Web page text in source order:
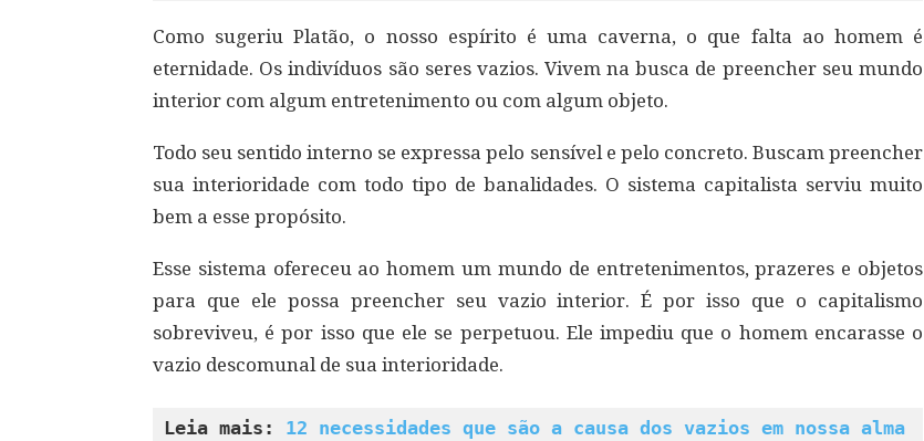
Como sugeriu Platão, o nosso espírito é uma caverna, o que falta ao homem é
eternidade. Os indivíduos são seres vazios. Vivem na busca de preencher seu mundo
interior com algum entretenimento ou com algum objeto.
Todo seu sentido interno se expressa pelo sensível e pelo concreto. Buscam preencher
sua interioridade com todo tipo de banalidades. O sistema capitalista serviu muito
bem a esse propósito.
Esse sistema ofereceu ao homem um mundo de entretenimentos, prazeres e objetos
para que ele possa preencher seu vazio interior. É por isso que o capitalismo
sobreviveu, é por isso que ele se perpetuou. Ele impediu que o homem encarasse o
vazio descomunal de sua interioridade.
Leia mais: 12 necessidades que são a causa dos vazios em nossa alma